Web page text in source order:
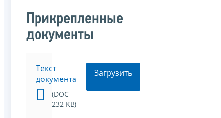
Прикрепленные
документы
Текст
документа
(DOC
232 KB)
Загрузить